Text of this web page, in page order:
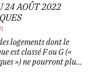
24 AOÛT 2022
logements dont le
est classé F ou G («
») ne pourront plu...